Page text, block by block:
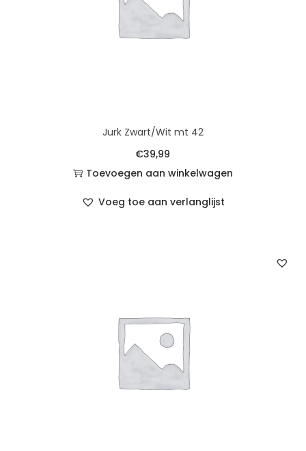
Jurk Zwart/Wit mt 42
€39,99
Toevoegen aan winkelwagen
Voeg toe aan verlanglijst